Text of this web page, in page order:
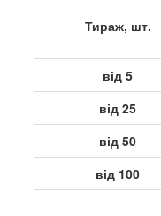
Тираж, шт.
від 5
від 25
від 50
від 100